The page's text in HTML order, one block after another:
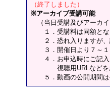
（終了しました）
※アーカイブ受講可能
（当日受講及びアーカ
１．受講料は同額とな
２．恐れ入りますが、
３．開催日より７～１
４．お申込時にご記入
視聴用URLなどをお
５．動画の公開期間は